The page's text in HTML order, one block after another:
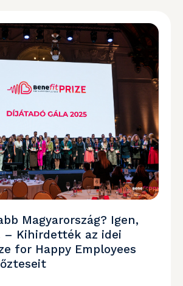
Magyarország? Igen,
– Kihirdették az idei
for Happy Employees